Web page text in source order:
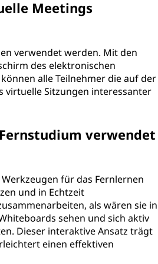
Meetings
verwendet werden. Mit den
des elektronischen
alle Teilnehmer die auf der
virtuelle Sitzungen interessanter
verwendet
für das Fernlernen
und in Echtzeit
als wären sie in
sehen und sich aktiv
Dieser interaktive Ansatz trägt
einen effektiven